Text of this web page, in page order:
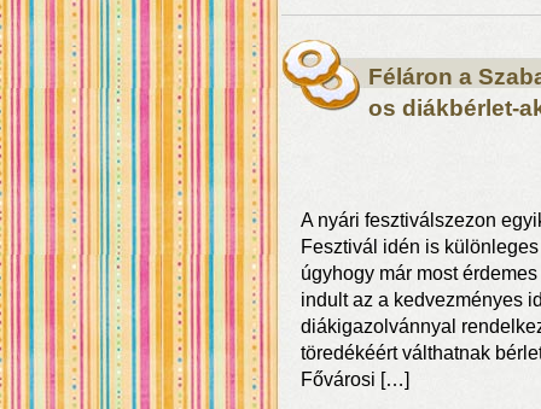
Féláron a
os diákbérlet-
A nyári fesztiválszezon
Fesztivál idén is
úgyhogy már most
indult az a kedvezményes
diákigazolvánnyal
töredékéért válthatnak
Fővárosi […]